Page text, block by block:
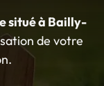
situé à Bailly-
de votre